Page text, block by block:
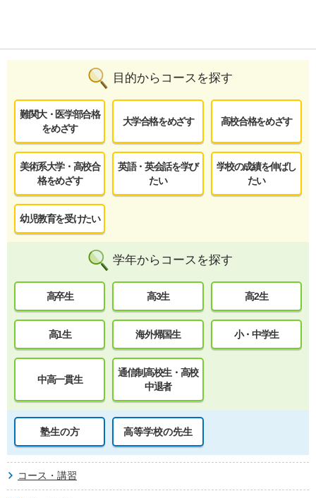
目的からコースを探す
難関大・医学部合格
をめざす
大学合格をめざす 高校合格をめざす
美術系大学・高校合
格をめざす
英語・英会話を学び
たい
学校の成績を伸ばし
たい
幼児教育を受けたい
学年からコースを探す
高卒生 高3生 高2生
高1生 海外帰国生 小・中学生
中高一貫生
通信制高校生・高校
中退者
塾生の方 高等学校の先生
コース・講習